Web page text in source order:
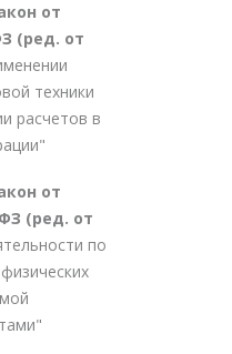
от
(ред. от
техники
расчетов в
от
ФЗ (ред. от
по